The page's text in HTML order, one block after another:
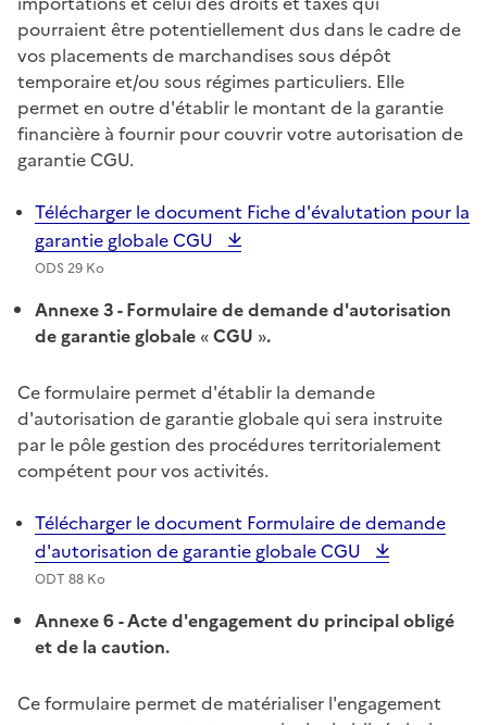
pourraient être potentiellement dus dans le cadre de
vos placements de marchandises sous dépôt
temporaire et/ou sous régimes particuliers. Elle
permet en outre d'établir le montant de la garantie
financière à fournir pour couvrir votre autorisation de
garantie CGU.
Télécharger le document Fiche d'évalutation pour la
garantie globale CGU
ODS 29 Ko
Annexe 3-Formulaire de demande d'autorisation
de garantie globale «CGU ».
Ce formulaire permet d'établir la demande
d'autorisation de garantie globale qui sera instruite
par le pôle gestion des procédures territorialement
compétent pour vos activités.
Télécharger le document Formulaire de demande
d'autorisation de garantie globale CGU
ODT 88 Ko
Annexe 6 -Acte d'engagement du principal obligé
et de la caution.
Ce formulaire permet de matérialiser l'engagement